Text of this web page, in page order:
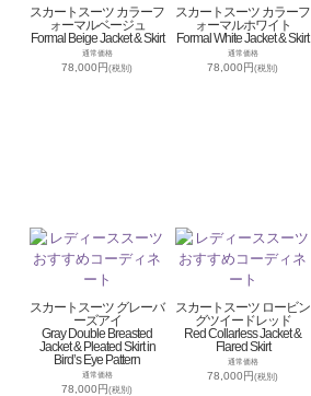
スカートスーツ カラーフ
ォーマルベージュ
Formal Beige Jacket & Skirt
通常価格
78,000円(税別)
スカートスーツ カラーフ
ォーマルホワイト
Formal White Jacket & Skirt
通常価格
78,000円(税別)
スカートスーツ グレーバ
ーズアイ
Gray Double Breasted
Jacket & Pleated Skirt in
Bird’s Eye Pattern
通常価格
78,000円(税別)
スカートスーツ ロービン
グツイードレッド
Red Collarless Jacket &
Flared Skirt
通常価格
78,000円(税別)